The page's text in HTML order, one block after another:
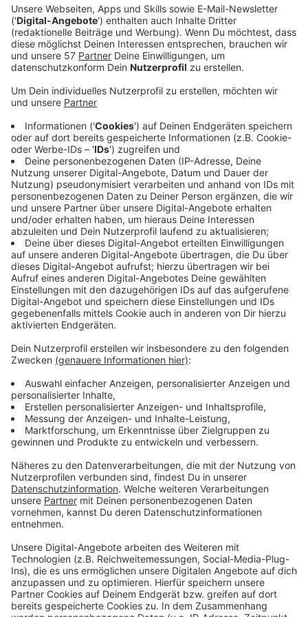
Reifenwerk ist seit Dienstagmittag und bis zur finalen
Entscheidung kommende Woche rund um die Uhr
besetzt.
Dann soll bekanntlich der Aufsichtsrat der geplanten
Arbeitsplätzen zustimmen.
Laut derGewerkschaft IGBCEkann jeder, der seine
Solidarität mit den Betroffenen zum Ausdruck bringen
will, zur Mahnwache kommen.
Am Mittwoch demonstrieren Mitarbeiter aller
Continental-Standorte in Deutschland zusammen in
Frankfurt.
Außerdem gibt es jetzt erste konkrete Infos zur
Demonstration in Aachen am Samstag. Sie beginnt um
neun Uhr in der Philippstraße an Tor 4, ab zehn Uhr
werden die Teilnehmer in die Innenstadt ziehen und
dort eine Abschlusskundgebung abhalten. Wo genau
die Abschlusskundgebung steigt, ist noch offen.
Es gilt Maskenpflicht. Plakate und Fahnen sowie
Trillerpfeifen ist aufgrund der Ansteckungsgefahr zu
verzichten.
Die IG BCE sucht noch Ordnerinnen und Ordner. Wer
Samstag ab ca. 9 Uhr am IG BCE-Stand an der
Mahnwache melden.
Anzeige
©IG BCE Alsdorf
Anzeige